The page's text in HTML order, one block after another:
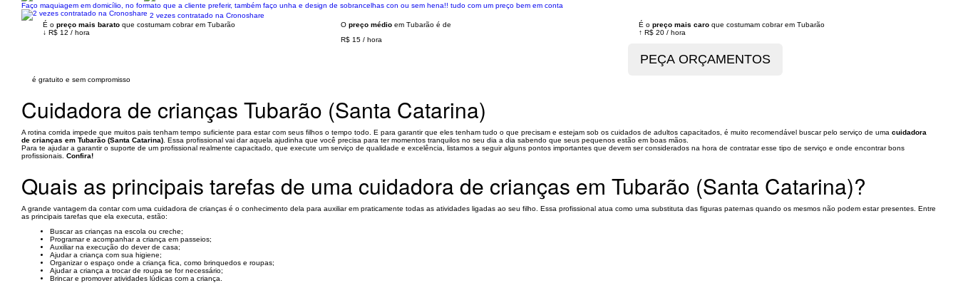
Faço maquiagem em domicílio, no formato que a cliente preferir, também faço unha e design de sobrancelhas con ou sem hena!! tudo com um preço bem em conta
2 vezes contratado na Cronoshare
É o preço mais barato que costumam cobrar em Tubarão
↓ R$ 12 / hora
O preço médio em Tubarão é de
R$ 15 / hora
É o preço mais caro que costumam cobrar em Tubarão
↑ R$ 20 / hora
é gratuito e sem compromisso
Cuidadora de crianças Tubarão (Santa Catarina)
A rotina corrida impede que muitos pais tenham tempo suficiente para estar com seus filhos o tempo todo. E para garantir que eles tenham tudo o que precisam e estejam sob os cuidados de adultos capacitados, é muito recomendável buscar pelo serviço de uma cuidadora
de crianças em Tubarão (Santa Catarina) . Essa profissional vai dar aquela ajudinha que você precisa para ter momentos tranquilos no seu dia a dia sabendo que seus pequenos estão em boas mãos.
Para te ajudar a garantir o suporte de um profissional realmente capacitado, que execute um serviço de qualidade e excelência, listamos a seguir alguns pontos importantes que devem ser considerados na hora de contratar esse tipo de serviço e onde encontrar bons
profissionais. Confira!
Quais as principais tarefas de uma cuidadora de crianças em Tubarão (Santa Catarina)?
A grande vantagem da contar com uma cuidadora de crianças é o conhecimento dela para auxiliar em praticamente todas as atividades ligadas ao seu filho. Essa profissional atua como uma substituta das figuras paternas quando os mesmos não podem estar presentes. Entre
as principais tarefas que ela executa, estão:
Buscar as crianças na escola ou creche;
Programar e acompanhar a criança em passeios;
Auxiliar na execução do dever de casa;
Ajudar a criança com sua higiene;
Organizar o espaço onde a criança fica, como brinquedos e roupas;
Ajudar a criança a trocar de roupa se for necessário;
Brincar e promover atividades lúdicas com a criança.